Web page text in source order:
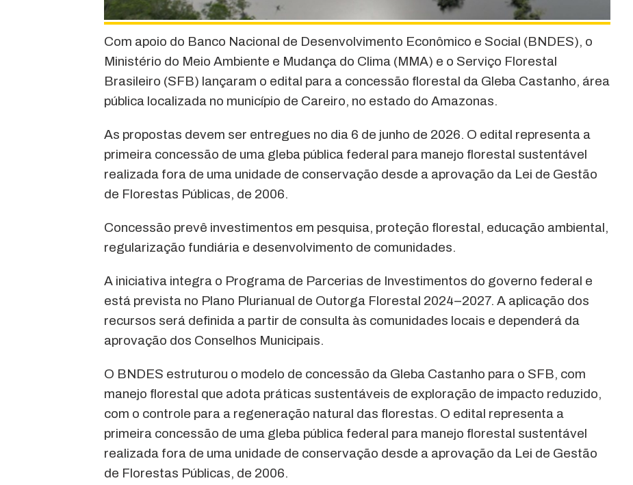
Com apoio do Banco Nacional de Desenvolvimento Econômico e Social (BNDES), o
Ministério do Meio Ambiente e Mudança do Clima (MMA) e o Serviço Florestal
Brasileiro (SFB) lançaram o edital para a concessão florestal da Gleba Castanho, área
pública localizada no município de Careiro, no estado do Amazonas.
As propostas devem ser entregues no dia 6 de junho de 2026. O edital representa a
primeira concessão de uma gleba pública federal para manejo florestal sustentável
realizada fora de uma unidade de conservação desde a aprovação da Lei de Gestão
de Florestas Públicas, de 2006.
Concessão prevê investimentos em pesquisa, proteção florestal, educação ambiental,
regularização fundiária e desenvolvimento de comunidades.
A iniciativa integra o Programa de Parcerias de Investimentos do governo federal e
está prevista no Plano Plurianual de Outorga Florestal 2024–2027. A aplicação dos
recursos será definida a partir de consulta às comunidades locais e dependerá da
aprovação dos Conselhos Municipais.
O BNDES estruturou o modelo de concessão da Gleba Castanho para o SFB, com
manejo florestal que adota práticas sustentáveis de exploração de impacto reduzido,
com o controle para a regeneração natural das florestas. O edital representa a
primeira concessão de uma gleba pública federal para manejo florestal sustentável
realizada fora de uma unidade de conservação desde a aprovação da Lei de Gestão
de Florestas Públicas, de 2006.